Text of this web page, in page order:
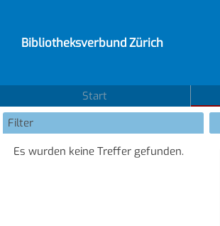
Bibliotheksverbund Zürich
Start
Filter
Es wurden keine Treffer gefunden.